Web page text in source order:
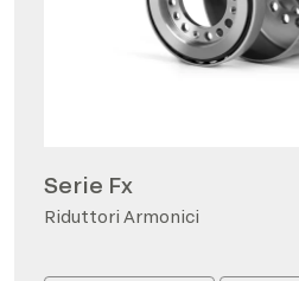
Serie Fx
Riduttori Armonici